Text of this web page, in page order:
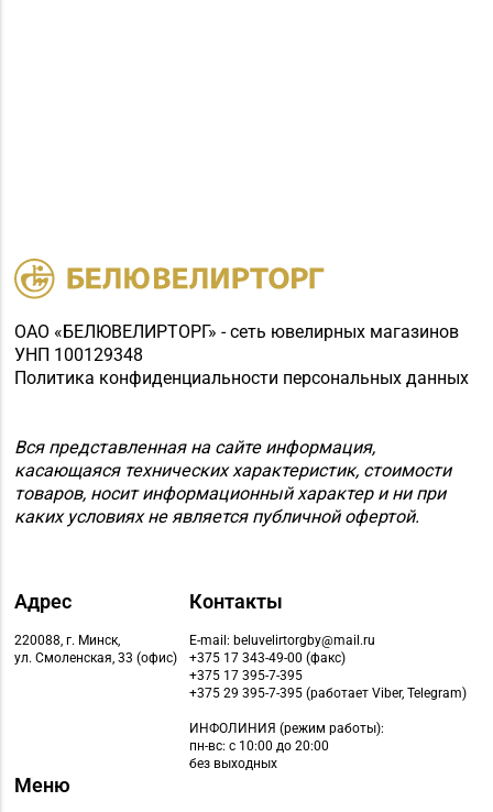
ОАО «БЕЛЮВЕЛИРТОРГ» - сеть ювелирных магазинов
УНП 100129348
Политика конфиденциальности персональных данных
Вся представленная на сайте информация,
касающаяся технических характеристик, стоимости
товаров, носит информационный характер и ни при
каких условиях не является публичной офертой.
Адрес
220088, г. Минск,
ул. Смоленская, 33 (офис)
Контакты
E-mail: beluvelirtorgby@mail.ru
+375 17 343-49-00 (факс)
+375 17 395-7-395
+375 29 395-7-395 (работает Viber, Telegram)
ИНФОЛИНИЯ (режим работы):
пн-вс: с 10:00 до 20:00
без выходных
Меню